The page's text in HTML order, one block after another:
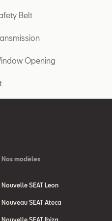
Belt
Opening
Nos modèles
Nouvelle SEAT Leon
Nouveau SEAT Ateca
Nouvelle SEAT Ibiza